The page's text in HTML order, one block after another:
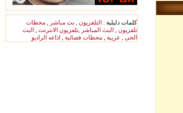
كلمات دليلية : التلفزيون , بث مباشر , محطات
تلفزيون , البث المباشر ,تلفزيون الانترنت , البث
الحى , عربية , محطات فضائية , اذاعه الراديو